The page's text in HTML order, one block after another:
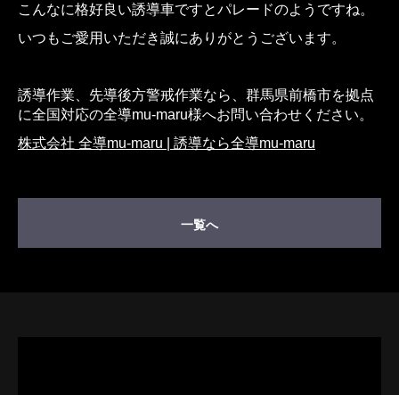
こんなに格好良い誘導車ですとパレードのようですね。
いつもご愛用いただき誠にありがとうございます。
誘導作業、先導後方警戒作業なら、群馬県前橋市を拠点
に全国対応の全導mu-maru様へお問い合わせください。
株式会社 全導mu-maru | 誘導なら全導mu-maru
一覧へ